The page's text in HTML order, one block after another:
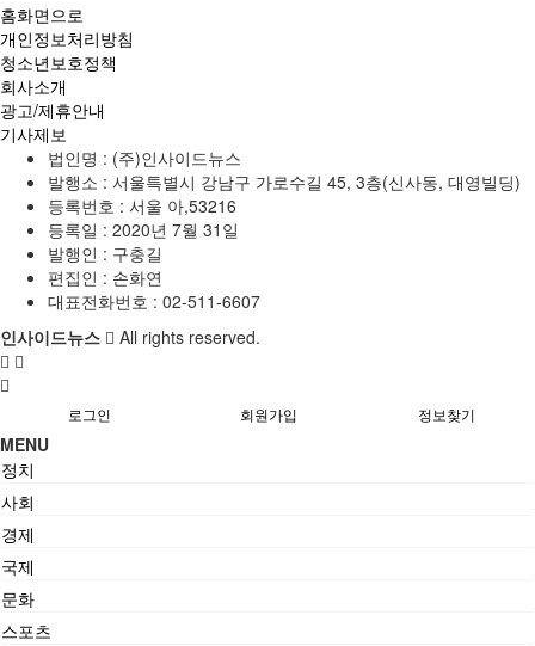
홈화면으로
개인정보처리방침
청소년보호정책
회사소개
광고/제휴안내
기사제보
법인명 : (주)인사이드뉴스
발행소 : 서울특별시 강남구 가로수길 45, 3층(신사동, 대영빌딩)
등록번호 : 서울 아,53216
등록일 : 2020년 7월 31일
발행인 : 구충길
편집인 : 손화연
대표전화번호 : 02-511-6607
인사이드뉴스
All rights reserved.
로그인 회원가입 정보찾기
MENU
정치
사회
경제
국제
문화
스포츠